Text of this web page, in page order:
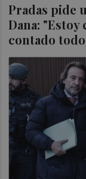
Pradas pide
Dana: "Estoy
contado